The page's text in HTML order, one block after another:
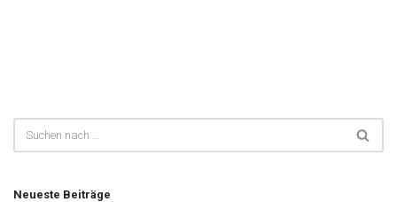
Neueste Beiträge